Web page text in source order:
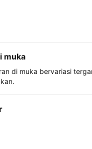
muka
di muka bervariasi